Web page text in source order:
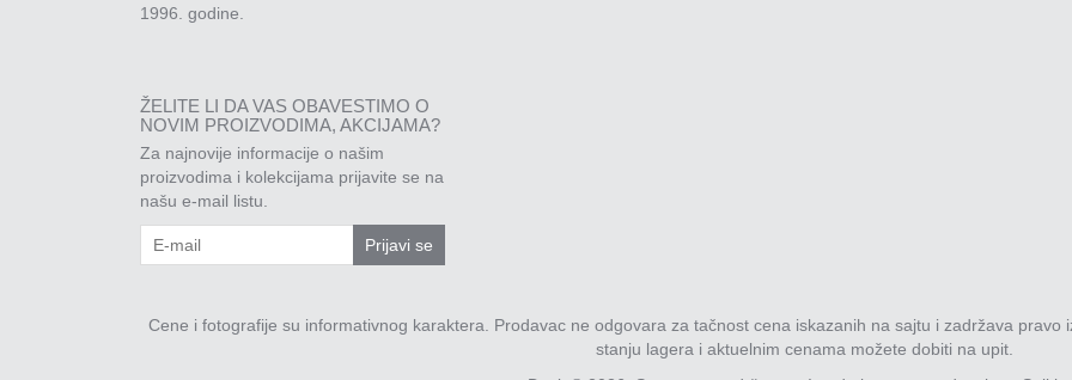
1996. godine.
ŽELITE LI DA VAS OBAVESTIMO O
NOVIM PROIZVODIMA, AKCIJAMA?
Za najnovije informacije o našim
proizvodima i kolekcijama prijavite se na
našu e-mail listu.
Prijavi se
Cene i fotografije su informativnog karaktera. Prodavac ne odgovara za tačnost cena iskazanih na sajtu i zadržava
stanju lagera i aktuelnim cenama možete dobiti na upit.